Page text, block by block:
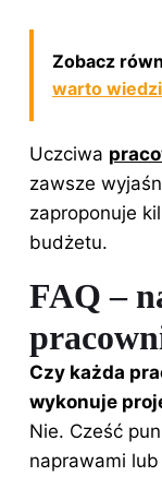
Zobacz
warto
Uczciwa
zawsze
zaproponuje
budżetu.
FAQ –
Czy każda
wykonuje
Nie. Cześć
naprawami